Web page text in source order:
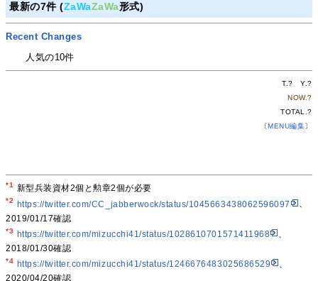
最新の7件 (ZaWaZaWa形式)
Recent Changes
人気の10件
T.? Y.?
NOW.?
TOTAL.?
〔MENU編集〕
*1 新型兵装資材2個と勲章2個が必要
*2 https://twitter.com/CC_jabberwock/status/1045663438062596097
、
2019/01/17確認
*3 https://twitter.com/mizucchi41/status/1028610701571411968
2018/01/30確認
*4 https://twitter.com/mizucchi41/status/1246676483025686529
2020/04/20確認